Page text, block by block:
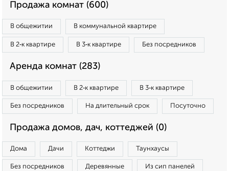
Продажа комнат (600)
В общежитии В коммунальной квартире
В 2‑к квартире В 3‑к квартире Без посредников
Аренда комнат (283)
В общежитии В 2‑к квартире В 3‑к квартире
Без посредников На длительный срок Посуточно
Продажа домов, дач, коттеджей (0)
Дома Дачи Коттеджи Таунхаусы
Без посредников Деревянные Из сип панелей